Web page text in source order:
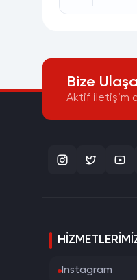
Bize
Aktif iletişim
Instagram